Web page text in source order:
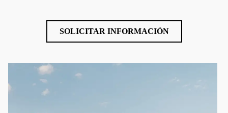
SOLICITAR INFORMACIÓN